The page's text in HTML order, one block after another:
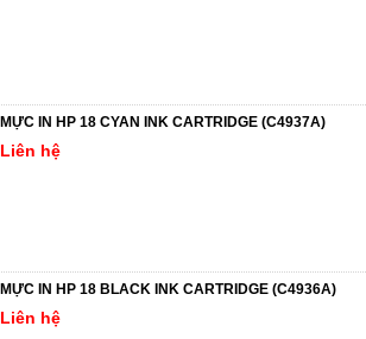
MỰC IN HP 18 CYAN INK CARTRIDGE (C4937A)
Liên hệ
MỰC IN HP 18 BLACK INK CARTRIDGE (C4936A)
Liên hệ